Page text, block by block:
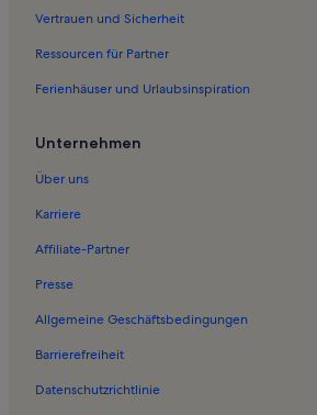
Vertrauen und Sicherheit
Ressourcen für Partner
Ferienhäuser und Urlaubsinspiration
Unternehmen
Über uns
Karriere
Affiliate-Partner
Presse
Allgemeine Geschäftsbedingungen
Barrierefreiheit
Datenschutzrichtlinie